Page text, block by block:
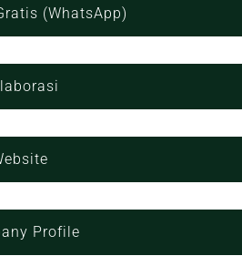
(WhatsApp)
Profile